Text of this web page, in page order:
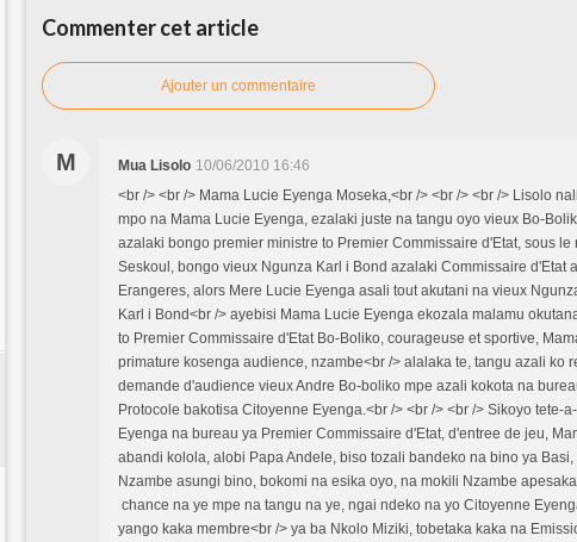
Commenter cet article
Ajouter un commentaire
M Mua Lisolo 10/06/2010 16:46
<br /> <br /> Mama Lucie Eyenga Moseka,<br /> <br /> <br /> Lisolo
mpo na Mama Lucie Eyenga, ezalaki juste na tangu oyo vieux Bo-
azalaki bongo premier ministre to Premier Commissaire d'Etat, sous le
Seskoul, bongo vieux Ngunza Karl i Bond azalaki Commissaire d'Etat
Erangeres, alors Mere Lucie Eyenga asali tout akutani na vieux
Karl i Bond<br /> ayebisi Mama Lucie Eyenga ekozala malamu
to Premier Commissaire d'Etat Bo-Boliko, courageuse et sportive,
primature kosenga audience, nzambe<br /> alalaka te, tangu azali ko
demande d'audience vieux Andre Bo-boliko mpe azali kokota na
Protocole bakotisa Citoyenne Eyenga.<br /> <br /> <br /> Sikoyo tete-
Eyenga na bureau ya Premier Commissaire d'Etat, d'entree de jeu,
abandi kolola, alobi Papa Andele, biso tozali bandeko na bino ya
Nzambe asungi bino, bokomi na esika oyo, na mokili Nzambe
chance na ye mpe na tangu na ye, ngai ndeko na yo Citoyenne
yango kaka membre<br /> ya ba Nkolo Miziki, tobetaka kaka na